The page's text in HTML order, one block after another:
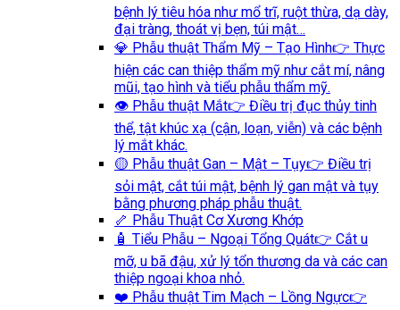
bệnh lý tiêu hóa như mổ trĩ, ruột thừa, dạ dày,
đại tràng, thoát vị bẹn, túi mật…
💎 Phẫu thuật Thẩm Mỹ – Tạo Hình👉 Thực
hiện các can thiệp thẩm mỹ như cắt mí, nâng
mũi, tạo hình và tiểu phẫu thẩm mỹ.
👁️ Phẫu thuật Mắt👉 Điều trị đục thủy tinh
thể, tật khúc xạ (cận, loạn, viễn) và các bệnh
lý mắt khác.
🟡 Phẫu thuật Gan – Mật – Tụy👉 Điều trị
sỏi mật, cắt túi mật, bệnh lý gan mật và tụy
bằng phương pháp phẫu thuật.
🦴 Phẫu Thuật Cơ Xương Khớp
🧴 Tiểu Phẫu – Ngoại Tổng Quát👉 Cắt u
mỡ, u bã đậu, xử lý tổn thương da và các can
thiệp ngoại khoa nhỏ.
❤️ Phẫu thuật Tim Mạch – Lồng Ngực👉